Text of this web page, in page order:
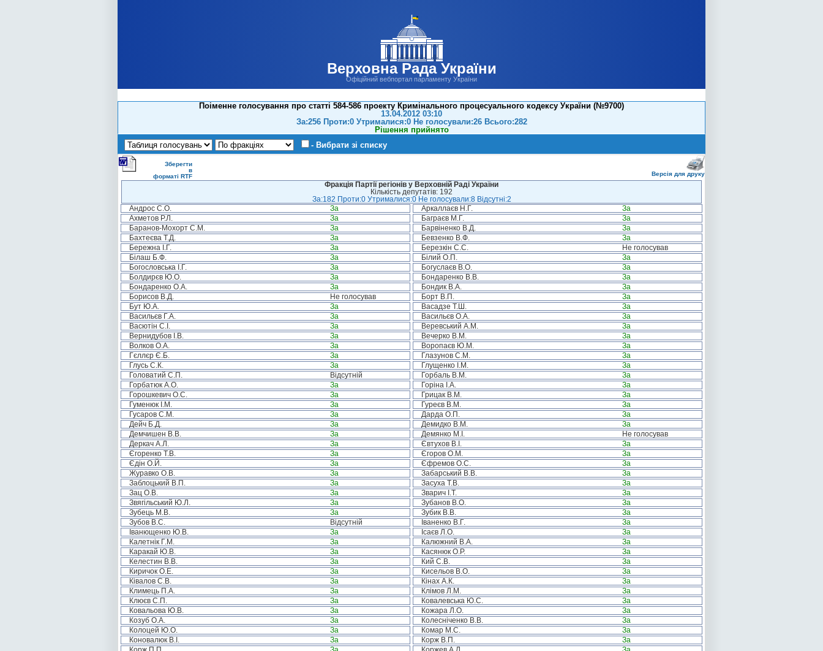
Верховна Рада України
Офіційний вебпортал парламенту України
Поіменне голосування про статті 584-586 проекту Кримінального процесуального кодексу України (№9700)
13.04.2012 03:10
За:256 Проти:0 Утрималися:0 Не голосували:26 Всього:282
Рішення прийнято
- Вибрати зі списку
Зберегти
в
форматі RTF
Версія для друку
Фракція Партії регіонів у Верховній Раді України
Кількість депутатів: 192
За:182 Проти:0 Утрималися:0 Не голосували:8 Відсутні:2
Андрос С.О.
За Аркаллаєв Н.Г.
За
Ахметов Р.Л.
За Баграєв М.Г.
За
Баранов-Мохорт С.М.
За Барвіненко В.Д.
За
Бахтеєва Т.Д.
За Бевзенко В.Ф.
За
Бережна І.Г.
За Березкін С.С.
Не голосував
Білаш Б.Ф.
За Білий О.П.
За
Богословська І.Г.
За Богуслаєв В.О.
За
Болдирєв Ю.О.
За Бондаренко В.В.
За
Бондаренко О.А.
За Бондик В.А.
За
Борисов В.Д.
Не голосував Борт В.П.
За
Бут Ю.А.
За Васадзе Т.Ш.
За
Васильєв Г.А.
За Васильєв О.А.
За
Васютін С.І.
За Веревський А.М.
За
Вернидубов І.В.
За Вечерко В.М.
За
Волков О.А.
За Воропаєв Ю.М.
За
Гєллєр Є.Б.
За Глазунов С.М.
За
Глусь С.К.
За Глущенко І.М.
За
Головатий С.П.
Відсутній Горбаль В.М.
За
Горбатюк А.О.
За Горіна І.А.
За
Горошкевич О.С.
За Грицак В.М.
За
Гуменюк І.М.
За Гуреєв В.М.
За
Гусаров С.М.
За Дарда О.П.
За
Дейч Б.Д.
За Демидко В.М.
За
Демчишен В.В.
За Демянко М.І.
Не голосував
Деркач А.Л.
За Євтухов В.І.
За
Єгоренко Т.В.
За Єгоров О.М.
За
Єдін О.Й.
За Єфремов О.С.
За
Журавко О.В.
За Забарський В.В.
За
Заблоцький В.П.
За Засуха Т.В.
За
Зац О.В.
За Зварич І.Т.
За
Звягільський Ю.Л.
За Зубанов В.О.
За
Зубець М.В.
За Зубик В.В.
За
Зубов В.С.
Відсутній Іваненко В.Г.
За
Іванющенко Ю.В.
За Ісаєв Л.О.
За
Калетнік Г.М.
За Калюжний В.А.
За
Каракай Ю.В.
За Касянюк О.Р.
За
Келестин В.В.
За Кий С.В.
За
Киричок О.Е.
За Кисельов В.О.
За
Ківалов С.В.
За Кінах А.К.
За
Климець П.А.
За Клімов Л.М.
За
Клюєв С.П.
За Ковалевська Ю.С.
За
Ковальова Ю.В.
За Кожара Л.О.
За
Козуб О.А.
За Колесніченко В.В.
За
Колоцей Ю.О.
За Комар М.С.
За
Коновалюк В.І.
За Корж В.П.
За